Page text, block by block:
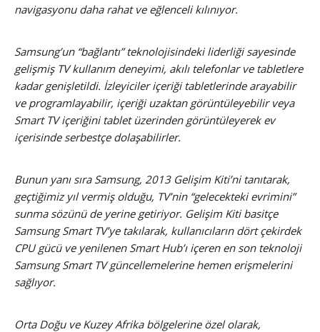
navigasyonu daha rahat ve eğlenceli kılınıyor.
Samsung’un “bağlantı” teknolojisindeki liderliği sayesinde
gelişmiş TV kullanım deneyimi, akılı telefonlar ve tabletlere
kadar genişletildi. İzleyiciler içeriği tabletlerinde arayabilir
ve programlayabilir, içeriği uzaktan görüntüleyebilir veya
Smart TV içeriğini tablet üzerinden görüntüleyerek ev
içerisinde serbestçe dolaşabilirler.
Bunun yanı sıra Samsung, 2013 Gelişim Kiti’ni tanıtarak,
geçtiğimiz yıl vermiş olduğu, TV’nin “gelecekteki evrimini”
sunma sözünü de yerine getiriyor. Gelişim Kiti basitçe
Samsung Smart TV’ye takılarak, kullanıcıların dört çekirdek
CPU gücü ve yenilenen Smart Hub’ı içeren en son teknoloji
Samsung Smart TV güncellemelerine hemen erişmelerini
sağlıyor.
Orta Doğu ve Kuzey Afrika bölgelerine özel olarak,